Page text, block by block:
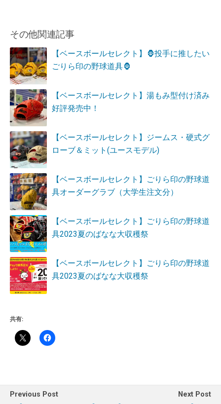
その他関連記事
【ベースボールセレクト】🦍投手に推したい
ごりら印の野球道具🦍
【ベースボールセレクト】湯もみ型付け済み
好評発売中！
【ベースボールセレクト】ジームス・硬式グ
ローブ＆ミット(ユースモデル)
【ベースボールセレクト】ごりら印の野球道
具オーダーグラブ（大学生注文分）
【ベースボールセレクト】ごりら印の野球道
具2023夏のばなな大収穫祭
【ベースボールセレクト】ごりら印の野球道
具2023夏のばなな大収穫祭
共有:
Previous Post
Next Post